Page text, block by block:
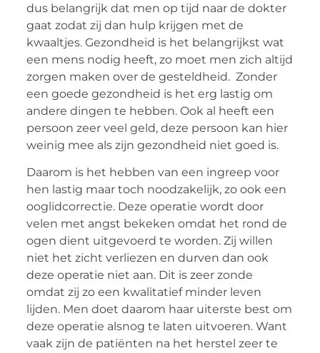
dus belangrijk dat men op tijd naar de dokter
gaat zodat zij dan hulp krijgen met de
kwaaltjes. Gezondheid is het belangrijkst wat
een mens nodig heeft, zo moet men zich altijd
zorgen maken over de gesteldheid. Zonder
een goede gezondheid is het erg lastig om
andere dingen te hebben. Ook al heeft een
persoon zeer veel geld, deze persoon kan hier
weinig mee als zijn gezondheid niet goed is.
Daarom is het hebben van een ingreep voor
hen lastig maar toch noodzakelijk, zo ook een
ooglidcorrectie. Deze operatie wordt door
velen met angst bekeken omdat het rond de
ogen dient uitgevoerd te worden. Zij willen
niet het zicht verliezen en durven dan ook
deze operatie niet aan. Dit is zeer zonde
omdat zij zo een kwalitatief minder leven
lijden. Men doet daarom haar uiterste best om
deze operatie alsnog te laten uitvoeren. Want
vaak zijn de patiënten na het herstel zeer te